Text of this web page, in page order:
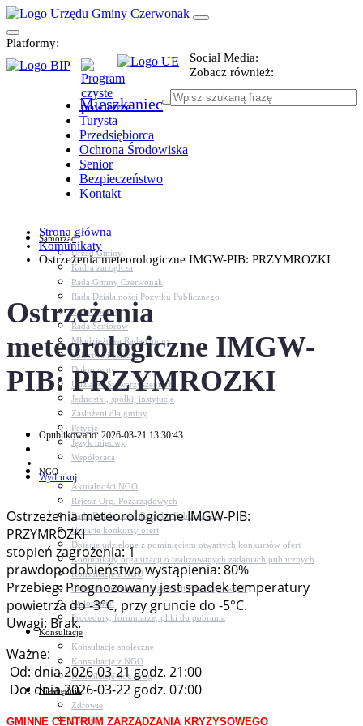
Platformy:
Social Media:
Zobacz również:
Mieszkaniec
Turysta
Przedsiębiorca
Ochrona Środowiska
Senior
Bezpieczeństwo
Kontakt
Samorząd
Urząd Gminy
Kadra zarządcza
Rada Gminy Czerwonak
Rada Działalności Pożytku Publicznego
Rada Sportu
Rada Seniorów
Młodzieżowa Rada Gminy
Sołectwa i osiedla
Dokumenty
Udział w Stowarzyszeniach
Jednostki, spółki, instytucje
Zasłużeni dla gminy
Petycje
Język migowy
Współpraca
NGO
Aktualności NGO
Rejestr Org. Pozarządowych
Rada Działalności Pożytku Publicznego
Otwarte konkursy ofert
Dotacje udzielone z pominięciem otwartych konkursów ofert
Komunikaty organizacji o realizowanych zadaniach publicznych
Konsultacje z NGO
Centrum Wsparcia Organizacji Pozarządowych
Wolontariat
Procedury, formularze, pliki do pobrania
Konsultacje
Konsultacje społeczne
Konsultacje z NGO
Konsultacje dot. dróg
Niezbędnik
Zdrowie
Oświata
Strona główna
Komunikaty
Ostrzeżenia meteorologiczne IMGW-PIB: PRZYMROZKI
Ostrzeżenia
meteorologiczne IMGW-
PIB: PRZYMROZKI
Opublikowano: 2026-03-21 13:30:43
Wydrukuj
Ostrzeżenia meteorologiczne IMGW-PIB:
PRZYMROZKI
stopień zagrożenia: 1
prawdopodobieństwo wystąpienia: 80%
Przebieg: Prognozowany jest spadek temperatury
powietrza do -3°C, przy gruncie do -5°C.
Uwagi: Brak.
Ważne:
Od: dnia 2026-03-21 godz. 21:00
Do: dnia 2026-03-22 godz. 07:00
GMINNE CENTRUM ZARZĄDZANIA KRYZYSOWEGO